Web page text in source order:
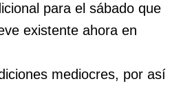
para el sábado que
existente ahora en
mediocres, por así